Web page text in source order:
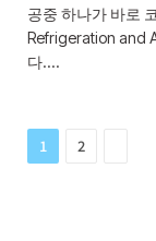
공중 하나가 바로
Refrigeration and
다.…
1 2